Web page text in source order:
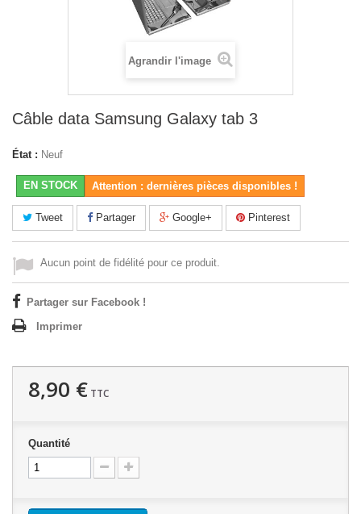
Agrandir l'image
Câble data Samsung Galaxy tab 3
État : Neuf
EN STOCK Attention : dernières pièces disponibles !
Tweet Partager Google+ Pinterest
Aucun point de fidélité pour ce produit.
Partager sur Facebook !
Imprimer
8,90 € TTC
Quantité